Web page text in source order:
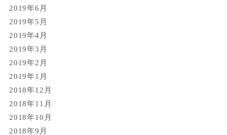
2019年6月
2019年5月
2019年4月
2019年3月
2019年2月
2019年1月
2018年12月
2018年11月
2018年10月
2018年9月